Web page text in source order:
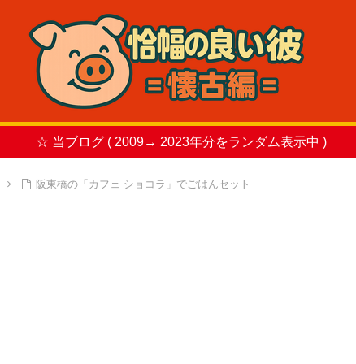
☆ 当ブログ ( 2009→ 2023年分をランダム表示中 )
阪東橋の「カフェ ショコラ」でごはんセット